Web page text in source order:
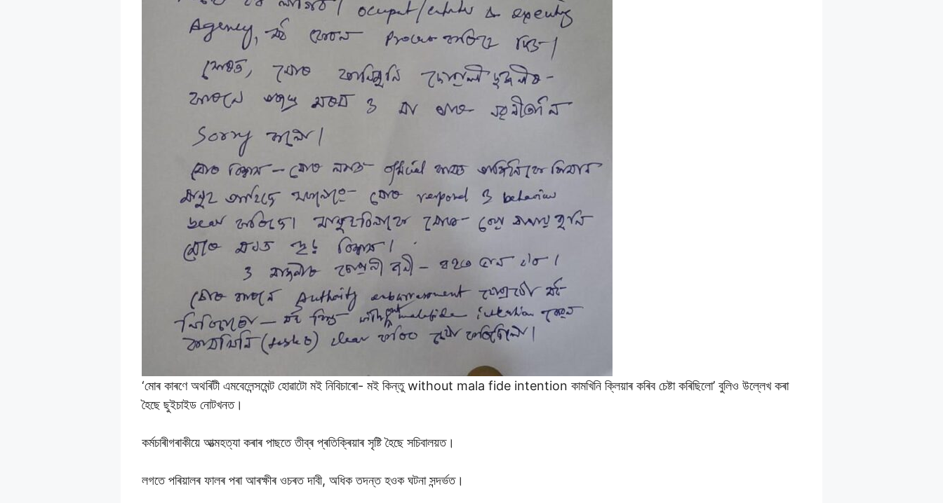
‘মোৰ কাৰণে অথৰিটী এমবেলেন্সমেন্ট হোৱাটো মই নিবিচাৰো- মই কিন্তু without mala fide intention কামখিনি ক্লিয়াৰ কৰিব চেষ্টা কৰিছিলো’ বুলিও উল্লেখ কৰা
হৈছে ছুইচাইড নোটখনত।
কৰ্মচাৰীগৰাকীয়ে আত্মহত্যা কৰাৰ পাছতে তীব্ৰ প্ৰতিক্ৰিয়াৰ সৃষ্টি হৈছে সচিবালয়ত।
লগতে পৰিয়ালৰ ফালৰ পৰা আৰক্ষীৰ ওচৰত দাবী, অধিক তদন্ত হওক ঘটনা সন্দৰ্ভত।